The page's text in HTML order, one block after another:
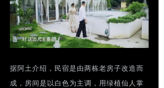
据阿土介绍，民宿是由两栋老房子改造而
成，房间是以白色为主调，用绿植仙人掌